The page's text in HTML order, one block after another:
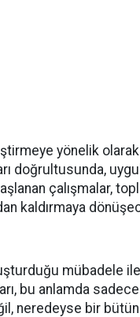
yönelik
doğrultusunda,
çalışmalar,
kaldırmaya
mübadele
bu anlamda
neredeyse bir